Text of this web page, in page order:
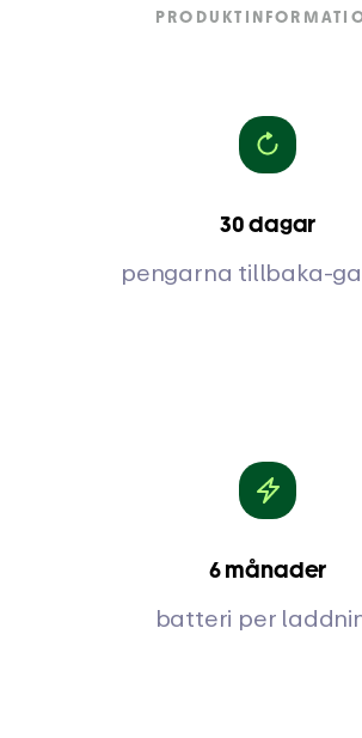
30 dagar
pengarna tillbaka-
6 månader
batteri per